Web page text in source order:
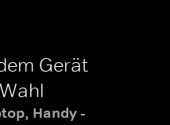
Gerät
Handy -